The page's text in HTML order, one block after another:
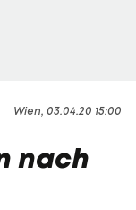
Wien, 03.04.20 15:00
nach